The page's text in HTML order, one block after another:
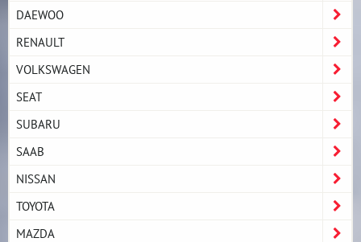
DAEWOO
RENAULT
VOLKSWAGEN
SEAT
SUBARU
SAAB
NISSAN
TOYOTA
MAZDA